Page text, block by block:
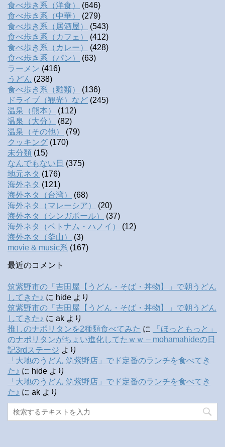
食べ歩き系（洋食）
(646)
食べ歩き系（中華）
(279)
食べ歩き系（居酒屋）
(543)
食べ歩き系（カフェ）
(412)
食べ歩き系（カレー）
(428)
食べ歩き系（パン）
(63)
ラーメン (416)
うどん (238)
食べ歩き系（麺類）
(136)
ドライブ（観光）など (245)
温泉（熊本）
(112)
温泉（大分）
(82)
温泉（その他）
(79)
クッキング (170)
未分類 (15)
なんでもない日 (375)
地元ネタ (176)
海外ネタ (121)
海外ネタ（台湾）
(68)
海外ネタ（マレーシア）
(20)
海外ネタ（シンガポール）
(37)
海外ネタ（ベトナム・ハノイ）
(12)
海外ネタ（釜山）
(3)
movie & music系 (167)
最近のコメント
筑紫野市の「吉田屋【うどん・そば・丼物】」で朝うどん
してきた♪ に hide より
筑紫野市の「吉田屋【うどん・そば・丼物】」で朝うどん
してきた♪ に ak より
推しのナポリタンを2種類食べてみた に
「ほっともっと」
のナポリタンがちょい進化してたｗｗ – mohamahideの日
記3rdステージ より
「大地のうどん 筑紫野店」でド定番のランチを食べてき
た♪ に hide より
「大地のうどん 筑紫野店」でド定番のランチを食べてき
た♪ に ak より